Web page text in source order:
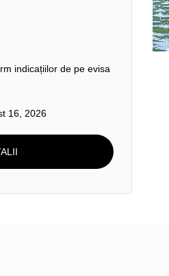
indicațiilor de pe evisa
16, 2026